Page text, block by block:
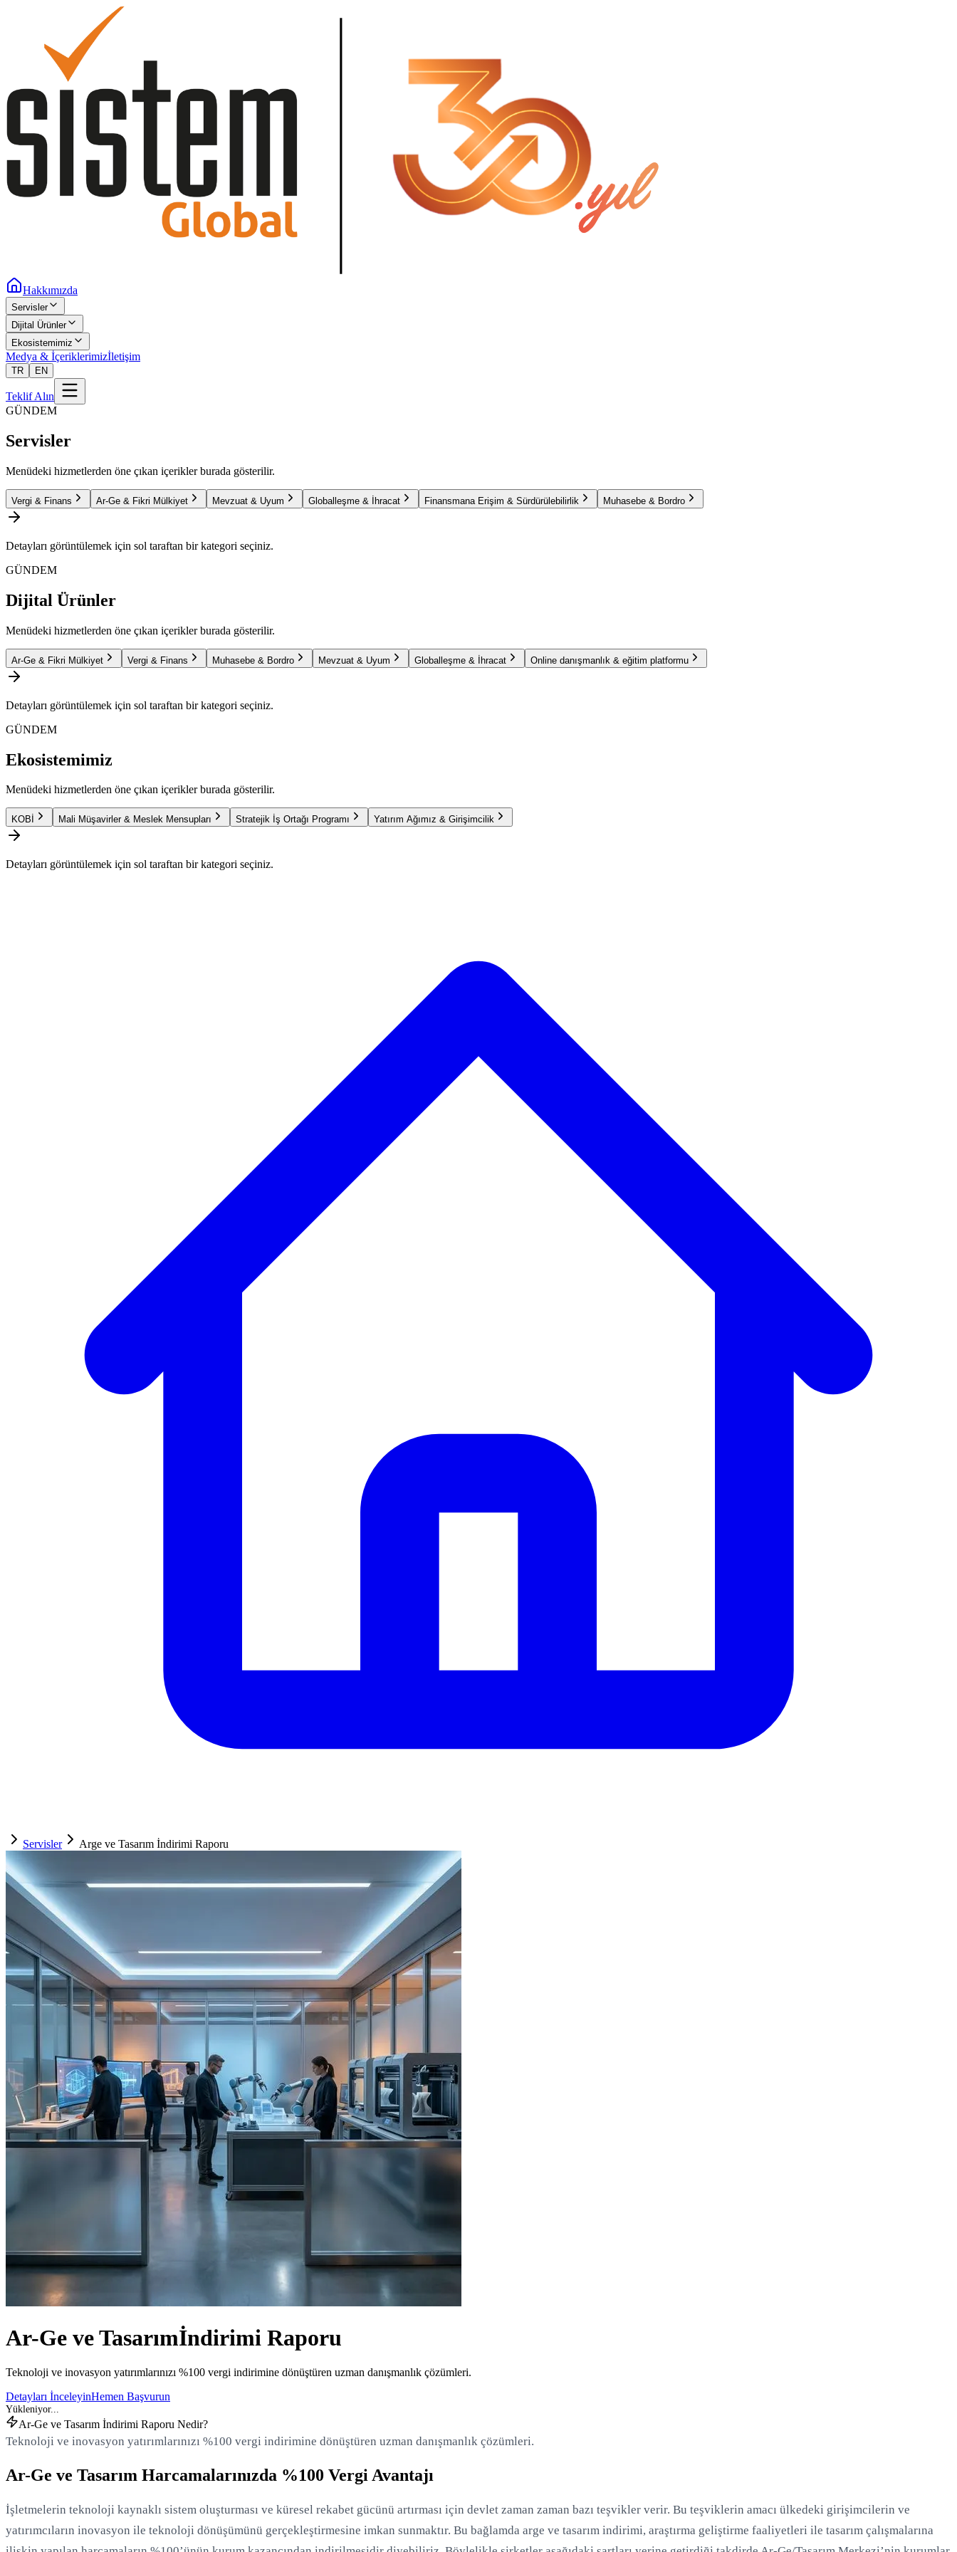
Hakkımızda
Servisler
Dijital Ürünler
Ekosistemimiz
Medya & İçeriklerimizİletişim
TR EN
Teklif Alın
GÜNDEM
Servisler
Menüdeki hizmetlerden öne çıkan içerikler burada gösterilir.
Vergi & Finans Ar-Ge & Fikri Mülkiyet Mevzuat & Uyum Globalleşme & İhracat Finansmana Erişim & Sürdürülebilirlik Muhasebe & Bordro
Detayları görüntülemek için sol taraftan bir kategori seçiniz.
GÜNDEM
Dijital Ürünler
Menüdeki hizmetlerden öne çıkan içerikler burada gösterilir.
Ar-Ge & Fikri Mülkiyet Vergi & Finans Muhasebe & Bordro Mevzuat & Uyum Globalleşme & İhracat Online danışmanlık & eğitim platformu
Detayları görüntülemek için sol taraftan bir kategori seçiniz.
GÜNDEM
Ekosistemimiz
Menüdeki hizmetlerden öne çıkan içerikler burada gösterilir.
KOBİ Mali Müşavirler & Meslek Mensupları Stratejik İş Ortağı Programı Yatırım Ağımız & Girişimcilik
Detayları görüntülemek için sol taraftan bir kategori seçiniz.
Servisler Arge ve Tasarım İndirimi Raporu
Ar-Ge ve Tasarımİndirimi Raporu
Teknoloji ve inovasyon yatırımlarınızı %100 vergi indirimine dönüştüren uzman danışmanlık çözümleri.
Detayları İnceleyinHemen Başvurun
Ar-Ge ve Tasarım İndirimi Raporu Nedir?
Teknoloji ve inovasyon yatırımlarınızı %100 vergi indirimine dönüştüren uzman danışmanlık çözümleri.
Ar-Ge ve Tasarım Harcamalarınızda %100 Vergi Avantajı
İşletmelerin teknoloji kaynaklı sistem oluşturması ve küresel rekabet gücünü artırması için devlet zaman zaman bazı teşvikler verir. Bu teşviklerin amacı ülkedeki girişimcilerin ve
yatırımcıların inovasyon ile teknoloji dönüşümünü gerçekleştirmesine imkan sunmaktır. Bu bağlamda arge ve tasarım indirimi, araştırma geliştirme faaliyetleri ile tasarım çalışmalarına